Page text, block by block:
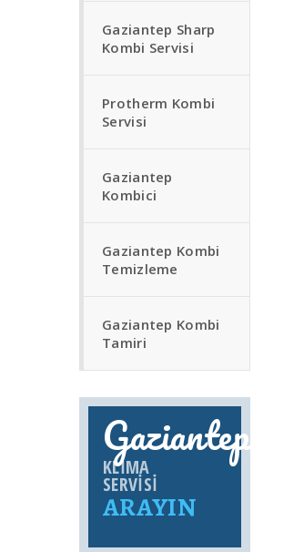
Gaziantep Sharp
Kombi Servisi
Protherm Kombi
Servisi
Gaziantep
Kombici
Gaziantep Kombi
Temizleme
Gaziantep Kombi
Tamiri
Gaziantep
KLIMA
SERVISI
ARAYIN